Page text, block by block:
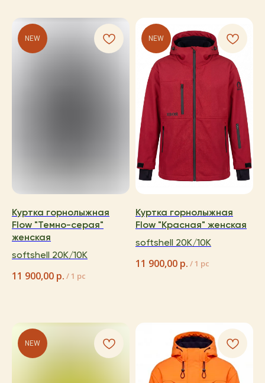
NEW
Куртка горнолыжная
Flow "Темно-серая"
женская
softshell 20K/10K
11 900,00 р. / 1 pc
NEW
Куртка горнолыжная
Flow "Красная" женская
softshell 20K/10K
11 900,00 р. / 1 pc
NEW